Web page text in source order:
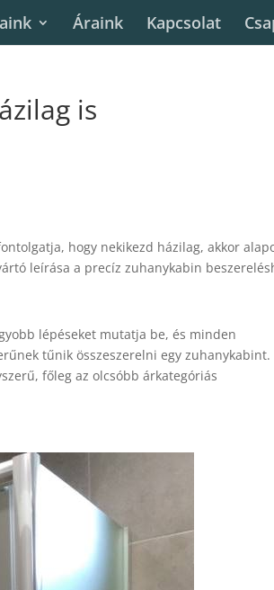
Áraink Kapcsolat
is
hogy nekikezd házilag, akkor
leírása a precíz zuhanykabin
lépéseket mutatja be, és minden
tűnik összeszerelni egy zuhanykabint.
főleg az olcsóbb árkategóriás